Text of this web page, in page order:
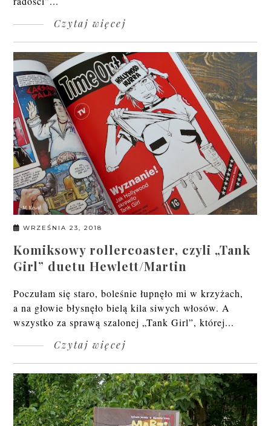
Czytaj więcej
WRZEŚNIA 23, 2018
Komiksowy rollercoaster, czyli „Tank
Girl” duetu Hewlett/Martin
Poczułam się staro, boleśnie łupnęło mi w krzyżach,
a na głowie błysnęło bielą kila siwych włosów. A
wszystko za sprawą szalonej „Tank Girl”, której...
Czytaj więcej